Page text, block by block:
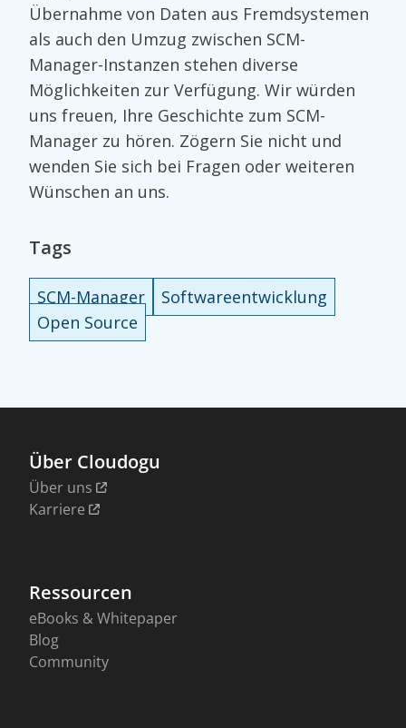
Übernahme von Daten aus Fremdsystemen
als auch den Umzug zwischen SCM-
Manager-Instanzen stehen diverse
Möglichkeiten zur Verfügung. Wir würden
uns freuen, Ihre Geschichte zum SCM-
Manager zu hören. Zögern Sie nicht und
wenden Sie sich bei Fragen oder weiteren
Wünschen an uns.
Tags
SCM-Manager
Softwareentwicklung
Open Source